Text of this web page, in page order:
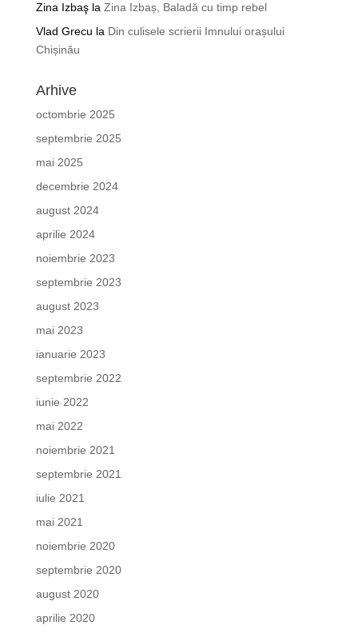
Zina Izbaşla Zina Izbaș, Baladă cu timp rebel
Vlad Grecu la Din culisele scrierii Imnului orașului
Chișinău
Arhive
octombrie 2025
septembrie 2025
mai 2025
decembrie 2024
august 2024
aprilie 2024
noiembrie 2023
septembrie 2023
august 2023
mai 2023
ianuarie 2023
septembrie 2022
iunie 2022
mai 2022
noiembrie 2021
septembrie 2021
iulie 2021
mai 2021
noiembrie 2020
septembrie 2020
august 2020
aprilie 2020